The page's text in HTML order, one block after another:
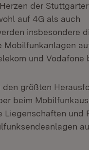
der
auf 4G als auch
insbesondere
Mobilfunkanlagen
und Vodafone
größten
beim
Liegenschaften und